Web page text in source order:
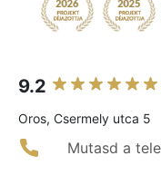
9.2
Oros, Csermely utca 5
Mutasd a